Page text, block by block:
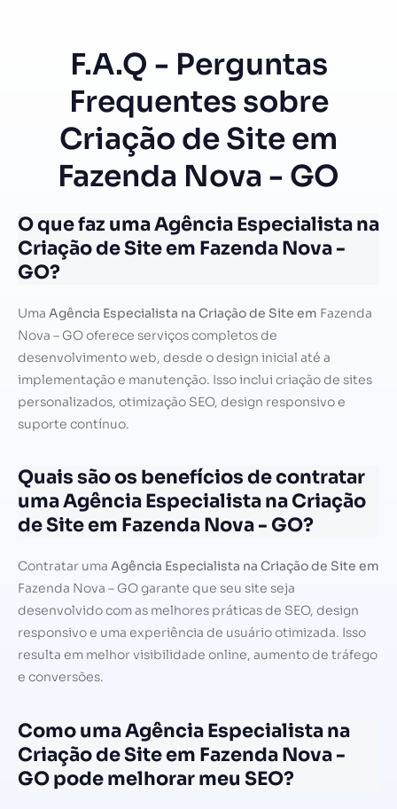
F.A.Q - Perguntas
Frequentes sobre
Criação de Site em
Fazenda Nova - GO
O que faz uma Agência Especialista na
Criação de Site em Fazenda Nova -
GO?
Uma Agência Especialista na Criação de Site em Fazenda
Nova – GO oferece serviços completos de
desenvolvimento web, desde o design inicial até a
implementação e manutenção. Isso inclui criação de sites
personalizados, otimização SEO, design responsivo e
suporte contínuo.
Quais são os benefícios de contratar
uma Agência Especialista na Criação
de Site em Fazenda Nova - GO?
Contratar uma Agência Especialista na Criação de Site em
Fazenda Nova – GO garante que seu site seja
desenvolvido com as melhores práticas de SEO, design
responsivo e uma experiência de usuário otimizada. Isso
resulta em melhor visibilidade online, aumento de tráfego
e conversões.
Como uma Agência Especialista na
Criação de Site em Fazenda Nova -
GO pode melhorar meu SEO?